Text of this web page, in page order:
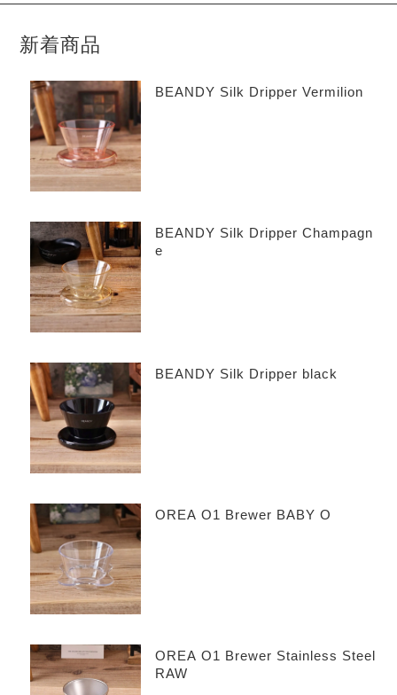
新着商品
BEANDY Silk Dripper Vermilion
BEANDY Silk Dripper Champagn
e
BEANDY Silk Dripper black
OREA O1 Brewer BABY O
OREA O1 Brewer Stainless Steel
RAW